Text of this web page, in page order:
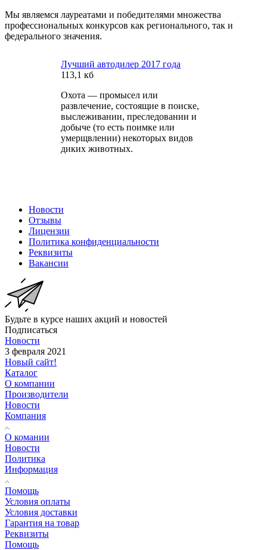
Мы являемся лауреатами и победителями множества
профессиональных конкурсов как регионального, так и
федерального значения.
Лучший автодилер 2017 года
113,1 кб
Охота — промысел или
развлечение, состоящие в поиске,
выслеживании, преследовании и
добыче (то есть поимке или
умерщвлении) некоторых видов
диких животных.
Новости
Отзывы
Лицензии
Политика конфиденциальности
Реквизиты
Вакансии
Будьте в курсе наших акций и новостей
Подписаться
Новости
3 февраля 2021
Новый сайт!
Каталог
О компании
Производители
Новости
Компания
О комании
Новости
Политика
Информация
Помощь
Условия оплаты
Условия доставки
Гарантия на товар
Реквизиты
Помощь